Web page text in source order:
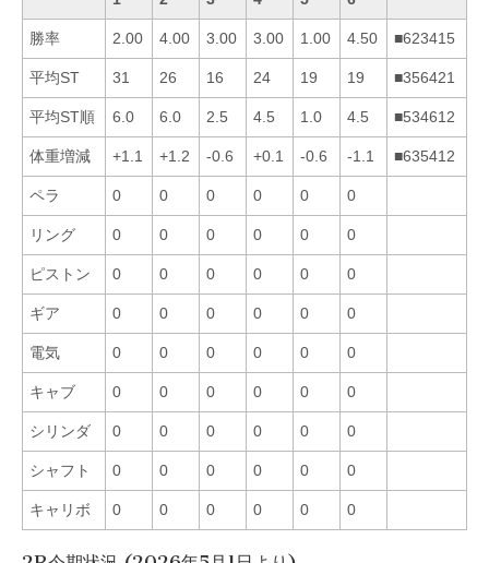
勝率 2.00 4.00 3.00 3.00 1.00 4.50 ■623415
平均ST 31 26 16 24 19 19 ■356421
平均ST順 6.0 6.0 2.5 4.5 1.0 4.5 ■534612
体重増減 +1.1 +1.2 -0.6 +0.1 -0.6 -1.1 ■635412
ペラ 0 0 0 0 0 0
リング 0 0 0 0 0 0
ピストン 0 0 0 0 0 0
ギア 0 0 0 0 0 0
電気 0 0 0 0 0 0
キャブ 0 0 0 0 0 0
シリンダ 0 0 0 0 0 0
シャフト 0 0 0 0 0 0
キャリボ 0 0 0 0 0 0